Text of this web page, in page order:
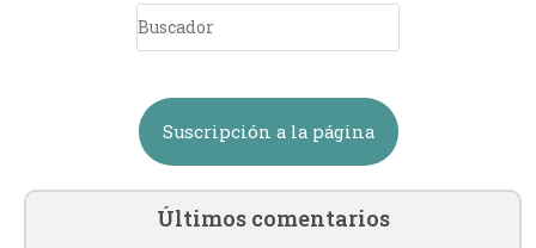
Suscripción a la página
Últimos comentarios